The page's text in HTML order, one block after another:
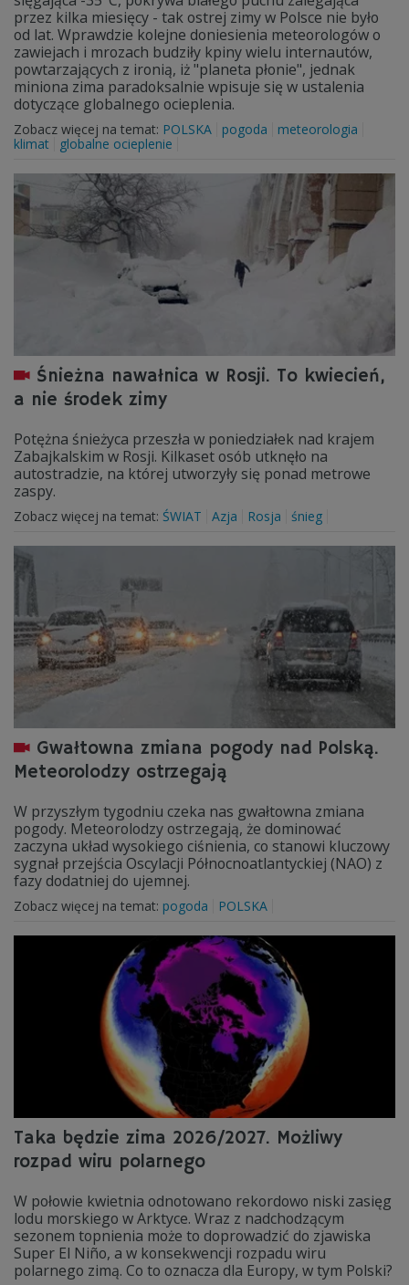
przez kilka miesięcy - tak ostrej zimy w Polsce nie było
od lat. Wprawdzie kolejne doniesienia meteorologów o
zawiejach i mrozach budziły kpiny wielu internautów,
powtarzających z ironią, iż "planeta płonie", jednak
miniona zima paradoksalnie wpisuje się w ustalenia
dotyczące globalnego ocieplenia.
Zobacz więcej na temat: POLSKA pogoda
meteorologia
klimat
globalne ocieplenie
Śnieżna nawałnica w Rosji. To kwiecień,
a nie środek zimy
Potężna śnieżyca przeszła w poniedziałek nad krajem
Zabajkalskim w Rosji. Kilkaset osób utknęło na
autostradzie, na której utworzyły się ponad metrowe
zaspy.
Zobacz więcej na temat: ŚWIAT Azja Rosja śnieg
Gwałtowna zmiana pogody nad Polską.
Meteorolodzy ostrzegają
W przyszłym tygodniu czeka nas gwałtowna zmiana
pogody. Meteorolodzy ostrzegają, że dominować
zaczyna układ wysokiego ciśnienia, co stanowi kluczowy
sygnał przejścia Oscylacji Północnoatlantyckiej (NAO) z
fazy dodatniej do ujemnej.
Zobacz więcej na temat: pogoda POLSKA
Taka będzie zima 2026/2027. Możliwy
rozpad wiru polarnego
W połowie kwietnia odnotowano rekordowo niski zasięg
lodu morskiego w Arktyce. Wraz z nadchodzącym
sezonem topnienia może to doprowadzić do zjawiska
Super El Niño, a w konsekwencji rozpadu wiru
polarnego zimą. Co to oznacza dla Europy, w tym Polski?